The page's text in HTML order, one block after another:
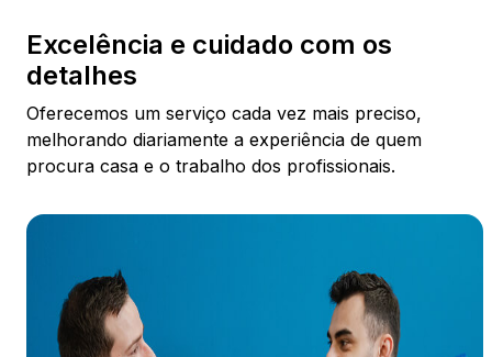
Excelência e cuidado com os
detalhes
Oferecemos um serviço cada vez mais preciso,
melhorando diariamente a experiência de quem
procura casa e o trabalho dos profissionais.